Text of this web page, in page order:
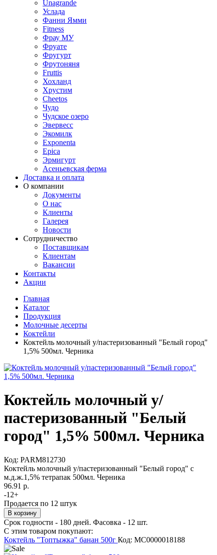
Unagrande
Услада
Фанни Ямми
Fitness
Фрау МУ
Фруате
Фругурт
Фрутоняня
Fruttis
Хохланд
Хрустим
Cheetos
Чудо
Чудское озеро
Эвервесс
Экомилк
Exponenta
Epica
Эрмигурт
Асеньевская ферма
Доставка и оплата
О компании
Документы
О нас
Клиенты
Галерея
Новости
Сотрудничество
Поставщикам
Клиентам
Вакансии
Контакты
Акции
Главная
Каталог
Продукция
Молочные десерты
Коктейли
Коктейль молочный у/пастеризованный "Белый город"
1,5% 500мл. Черника
Коктейль молочный у/
пастеризованный "Белый
город" 1,5% 500мл. Черника
Код: PARM812730
Коктейль молочный у/пастеризованный "Белый город" с
м.д.ж.1,5% тетрапак 500мл. Черника
96.91 р.
-12+
Продается по 12 штук
Срок годности - 180 дней. Фасовка - 12 шт.
С этим товаром покупают:
Коктейль "Топтыжка" банан 500г Код: MС0000018188